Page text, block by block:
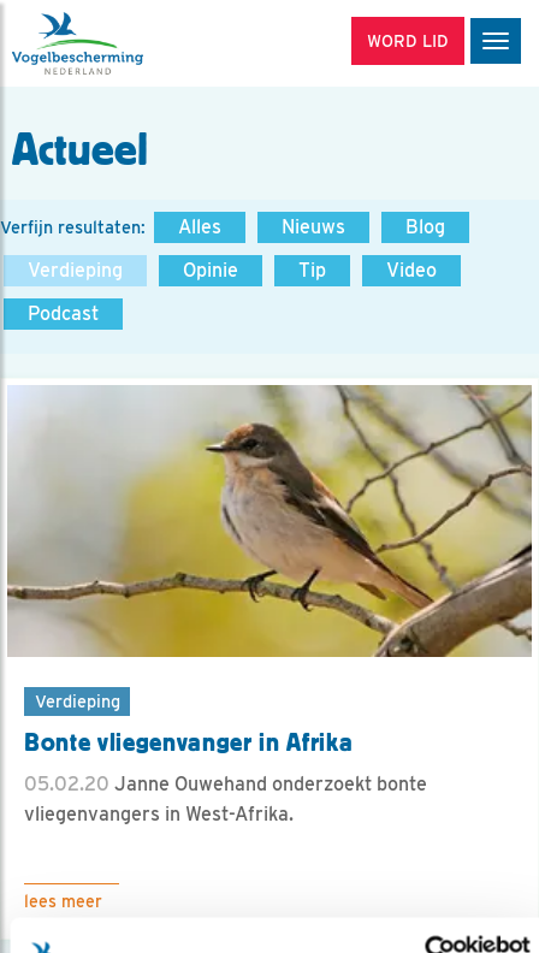
WORD LID
Actueel
Verfijn resultaten: Alles Nieuws
Blog
Verdieping
Opinie Tip
Video
Podcast
Verdieping
Bonte vliegenvanger in Afrika
05.02.20 Janne Ouwehand onderzoekt bonte
vliegenvangers in West-Afrika.
lees meer